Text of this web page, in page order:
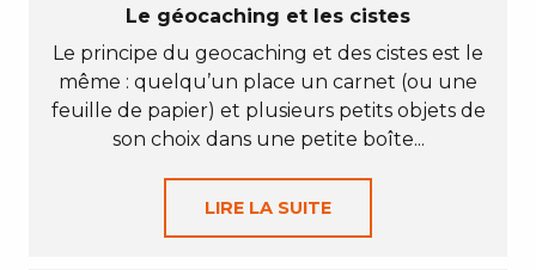
Le géocaching et les cistes
Le principe du geocaching et des cistes est le
même : quelqu’un place un carnet (ou une
feuille de papier) et plusieurs petits objets de
son choix dans une petite boîte...
LIRE LA SUITE